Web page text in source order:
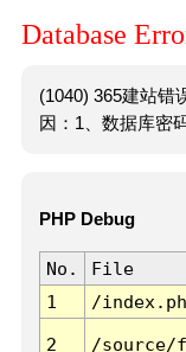
Database
(1040) 365建站错
因：1、数据库密
PHP Debug
No. File
1
/
2 /source/